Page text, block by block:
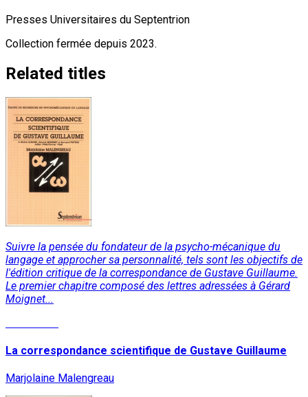
Presses Universitaires du Septentrion
Collection fermée depuis 2023.
Related titles
Suivre la pensée du fondateur de la psycho-mécanique du
langage et approcher sa personnalité, tels sont les objectifs de
l'édition critique de la correspondance de Gustave Guillaume.
Le premier chapitre composé des lettres adressées à Gérard
Moignet...
La correspondance scientifique de Gustave Guillaume
Marjolaine Malengreau